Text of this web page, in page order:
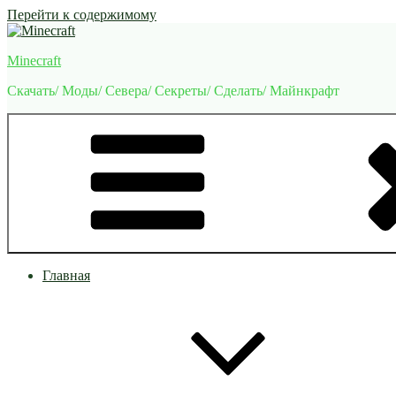
Перейти к содержимому
Minecraft
Скачать/ Моды/ Севера/ Секреты/ Сделать/ Майнкрафт
Главная